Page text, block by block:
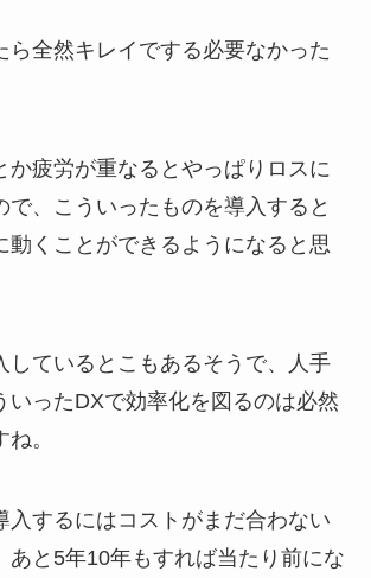
ら全然キレイでする必要なかった
か疲労が重なるとやっぱりロスに
で、こういったものを導入すると
動くことができるようになると思
しているとこもあるそうで、人手
いったDXで効率化を図るのは必然
。
入するにはコストがまだ合わない
あと5年10年もすれば当たり前にな